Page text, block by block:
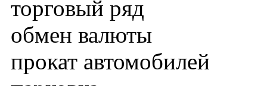
торговый ряд
обмен валюты
прокат автомобилей